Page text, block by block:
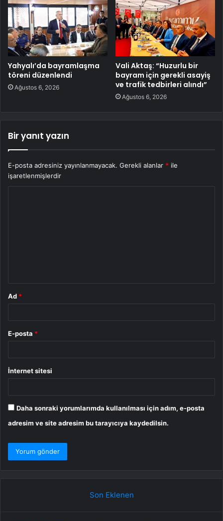
Yahyalı’da bayramlaşma
töreni düzenlendi
Ağustos 6, 2026
Vali Aktaş: “Huzurlu bir
bayram için gerekli asayiş
ve trafik tedbirleri alındı”
Ağustos 6, 2026
Bir yanıt yazın
E-posta adresiniz yayınlanmayacak. Gerekli alanlar * ile
işaretlenmişlerdir
Ad *
E-posta *
İnternet sitesi
Daha sonraki yorumlarımda kullanılması için adım, e-posta
adresim ve site adresim bu tarayıcıya kaydedilsin.
Son Eklenen